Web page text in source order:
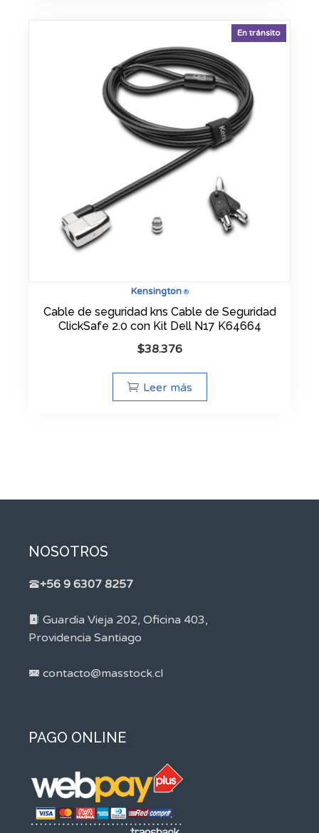
Kensington®
En tránsito
Cable de seguridad kns Cable de Seguridad
ClickSafe 2.0 con Kit Dell N17 K64664
$38.376
Leer más
NOSOTROS
+56 9 6307 8257
Guardia Vieja 202, Oficina 403,
Providencia Santiago
contacto@masstock.cl
PAGO ONLINE